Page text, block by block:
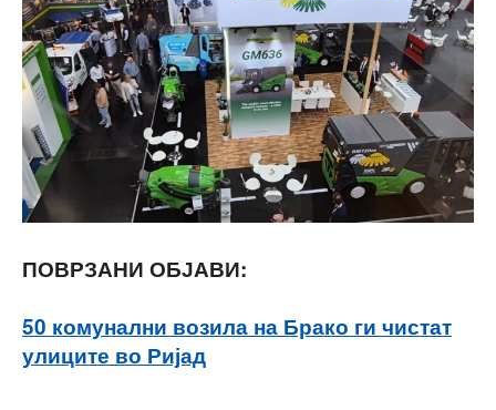
ПОВРЗАНИ ОБЈАВИ:
50 комунални возила на Брако ги чистат
улиците во Ријад